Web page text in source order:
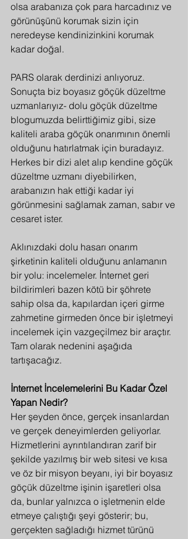
olsa arabanıza çok para harcadınız ve
görünüşünü korumak sizin için
neredeyse kendinizinkini korumak
kadar doğal.
PARS olarak derdinizi anlıyoruz.
Sonuçta biz boyasız göçük düzeltme
uzmanlarıyız- dolu göçük düzeltme
blogumuzda belirttiğimiz gibi, size
kaliteli araba göçük onarımının önemli
olduğunu hatırlatmak için buradayız.
Herkes bir dizi alet alıp kendine göçük
düzeltme uzmanı diyebilirken,
arabanızın hak ettiği kadar iyi
görünmesini sağlamak zaman, sabır ve
cesaret ister.
Aklınızdaki dolu hasarı onarım
şirketinin kaliteli olduğunu anlamanın
bir yolu: incelemeler. İnternet geri
bildirimleri bazen kötü bir şöhrete
sahip olsa da, kapılardan içeri girme
zahmetine girmeden önce bir işletmeyi
incelemek için vazgeçilmez bir araçtır.
Tam olarak nedenini aşağıda
tartışacağız.
İnternet İncelemelerini Bu Kadar Özel
Yapan Nedir?
Her şeyden önce, gerçek insanlardan
ve gerçek deneyimlerden geliyorlar.
Hizmetlerini ayrıntılandıran zarif bir
şekilde yazılmış bir web sitesi ve kısa
ve öz bir misyon beyanı, iyi bir boyasız
göçük düzeltme işinin işaretleri olsa
da, bunlar yalnızca o işletmenin elde
etmeye çalıştığı şeyi gösterir; bu,
gerçekten sağladığı hizmet türünü